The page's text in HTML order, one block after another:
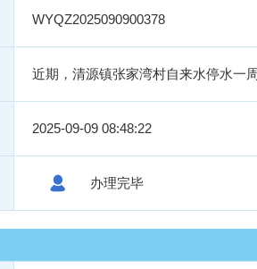
WYQZ2025090900378
近期，清源镇张家湾村自来水停水一
2025-09-09 08:48:22
办理完毕